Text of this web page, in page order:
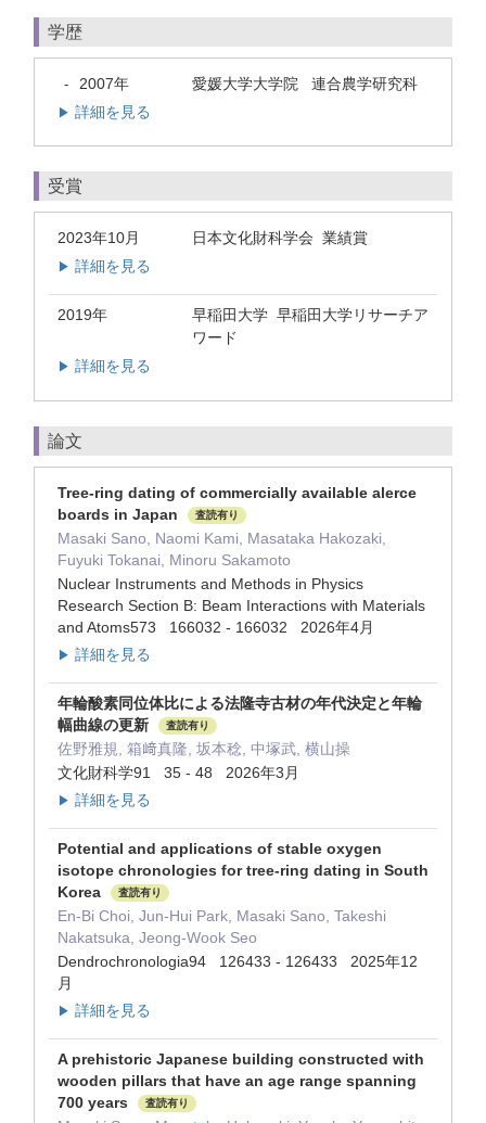
学歴
- 2007年 愛媛大学大学院 連合農学研究科
▶ 詳細を見る
受賞
2023年10月 日本文化財科学会 業績賞
▶ 詳細を見る
2019年
早稲田大学 早稲田大学リサーチア
ワード
▶ 詳細を見る
論文
Tree-ring dating of commercially available alerce
boards in Japan
査読有り
Masaki Sano, Naomi Kami, Masataka Hakozaki,
Fuyuki Tokanai, Minoru Sakamoto
Nuclear Instruments and Methods in Physics
Research Section B: Beam Interactions with Materials
and Atoms573 166032 - 166032 2026年4月
▶ 詳細を見る
年輪酸素同位体比による法隆寺古材の年代決定と年輪
幅曲線の更新
査読有り
佐野雅規, 箱﨑真隆, 坂本稔, 中塚武, 横山操
文化財科学91 35 - 48 2026年3月
▶ 詳細を見る
Potential and applications of stable oxygen
isotope chronologies for tree-ring dating in South
Korea
査読有り
En-Bi Choi, Jun-Hui Park, Masaki Sano, Takeshi
Nakatsuka, Jeong-Wook Seo
Dendrochronologia94 126433 - 126433 2025年12
月
▶ 詳細を見る
A prehistoric Japanese building constructed with
wooden pillars that have an age range spanning
700 years
査読有り